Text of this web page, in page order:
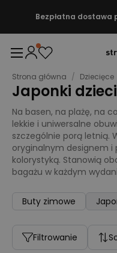
Bezpłatna dostawa
Strona główna / Dziecięce
Japonki
Na basen, na plażę, na
lekkie i uniwersalne
szczególnie porą letnią.
oryginalnym designem i
kolorystyką. Stanowią
bagażu w każdym
Buty zimowe
Filtrowanie